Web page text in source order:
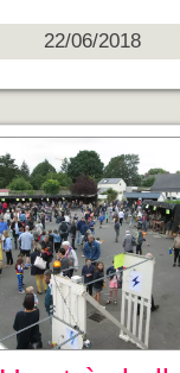
22/06/2018